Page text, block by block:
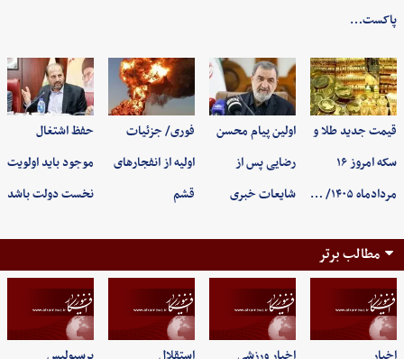
پاکست…
قیمت جدید طلا و
سکه امروز ۱۶
مردادماه ۱۴۰۵/ …
اولین پیام محسن
رضایی پس از
شایعات خبری
فوری/ جزئیات
اولیه از انفجارهای
قشم
حفظ اشتغال
موجود باید اولویت
نخست دولت باشد
مطالب برتر